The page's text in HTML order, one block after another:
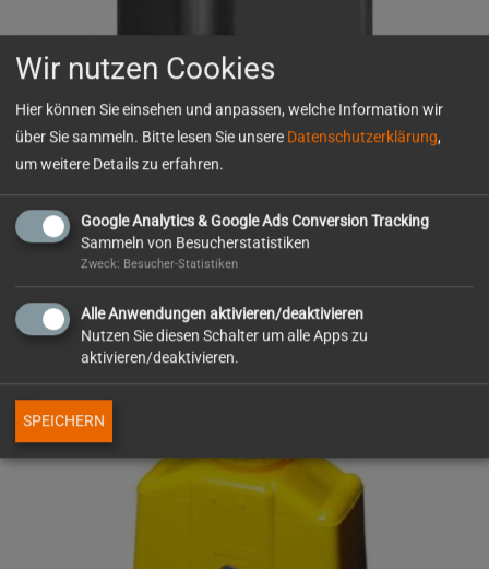
Batterie für Warnleuchte Blinklampe
Wir nutzen Cookies
Hier können Sie einsehen und anpassen, welche Information wir
über Sie sammeln. Bitte lesen Sie unsere Datenschutzerklärung,
um weitere Details zu erfahren.
Google Analytics & Google Ads Conversion Tracking
Sammeln von Besucherstatistiken
Zweck: Besucher-Statistiken
Alle Anwendungen aktivieren/deaktivieren
Nutzen Sie diesen Schalter um alle Apps zu
aktivieren/deaktivieren.
SPEICHERN